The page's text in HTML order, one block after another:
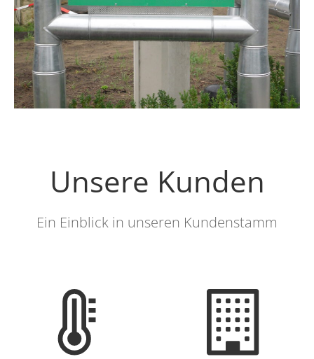
Unsere Kunden
Ein Einblick in unseren Kundenstamm